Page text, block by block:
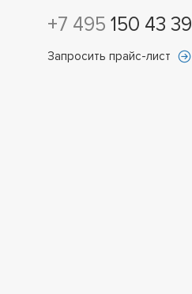
+7 495 150 43 39
Запросить прайс-лист